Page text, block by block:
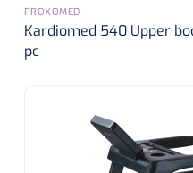
PROXOMED
Kardiomed 540 Upper
pc